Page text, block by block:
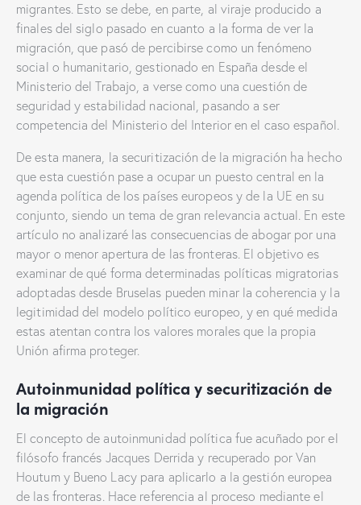
migrantes. Esto se debe, en parte, al viraje producido a
finales del siglo pasado en cuanto a la forma de ver la
migración, que pasó de percibirse como un fenómeno
social o humanitario, gestionado en España desde el
Ministerio del Trabajo, a verse como una cuestión de
seguridad y estabilidad nacional, pasando a ser
competencia del Ministerio del Interior en el caso español.
De esta manera, la securitización de la migración ha hecho
que esta cuestión pase a ocupar un puesto central en la
agenda política de los países europeos y de la UE en su
conjunto, siendo un tema de gran relevancia actual. En este
artículo no analizaré las consecuencias de abogar por una
mayor o menor apertura de las fronteras. El objetivo es
examinar de qué forma determinadas políticas migratorias
adoptadas desde Bruselas pueden minar la coherencia y la
legitimidad del modelo político europeo, y en qué medida
estas atentan contra los valores morales que la propia
Unión afirma proteger.
Autoinmunidad política y securitización de
la migración
El concepto de autoinmunidad política fue acuñado por el
filósofo francés Jacques Derrida y recuperado por Van
Houtum y Bueno Lacy para aplicarlo a la gestión europea
de las fronteras. Hace referencia al proceso mediante el